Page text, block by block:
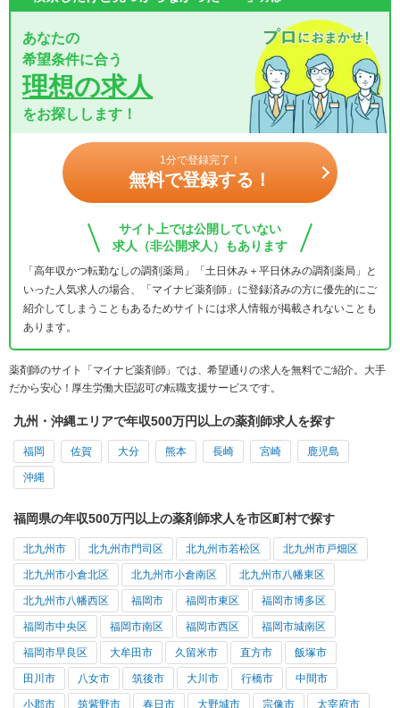
あなたの
希望条件に合う
理想の求人
をお探しします！
1分で登録完了！
無料で登録する！
サイト上では公開していない
求人（非公開求人）もあります
「高年収かつ転勤なしの調剤薬局」「土日休み＋平日休みの調剤薬局」と
いった人気求人の場合、「マイナビ薬剤師」に登録済みの方に優先的にご
紹介してしまうこともあるためサイトには求人情報が掲載されないことも
あります。
薬剤師のサイト「マイナビ薬剤師」では、希望通りの求人を無料でご紹介。大手
だから安心！厚生労働大臣認可の転職支援サービスです。
九州・沖縄エリアで年収500万円以上の薬剤師求人を探す
福岡 佐賀 大分 熊本 長崎 宮崎 鹿児島
沖縄
福岡県の年収500万円以上の薬剤師求人を市区町村で探す
北九州市 北九州市門司区 北九州市若松区 北九州市戸畑区
北九州市小倉北区 北九州市小倉南区 北九州市八幡東区
北九州市八幡西区 福岡市 福岡市東区 福岡市博多区
福岡市中央区 福岡市南区 福岡市西区 福岡市城南区
福岡市早良区 大牟田市 久留米市 直方市 飯塚市
田川市 八女市 筑後市 大川市 行橋市 中間市
小郡市 筑紫野市 春日市 大野城市 宗像市 太宰府市